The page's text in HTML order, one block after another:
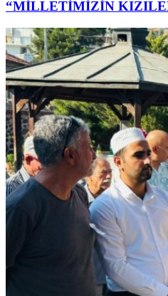
“MİLLETİMİZİN